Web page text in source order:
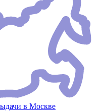
в Москве